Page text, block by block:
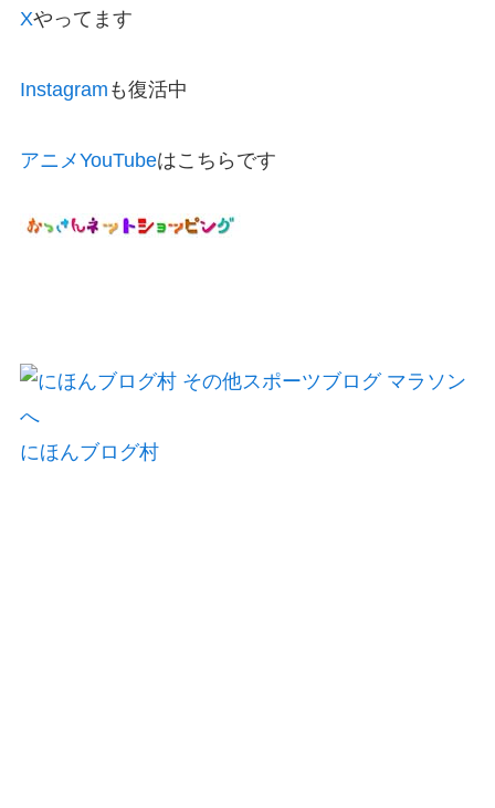
Xやってます
Instagram も復活中
アニメYouTubeはこちらです
にほんブログ村